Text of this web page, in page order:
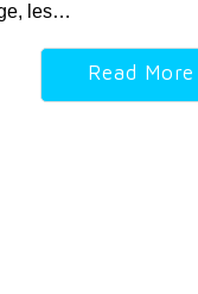
les…
Read More